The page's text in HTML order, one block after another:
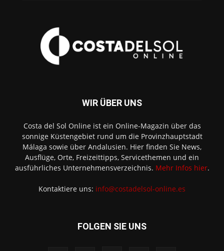
WIR ÜBER UNS
Costa del Sol Online ist ein Online-Magazin über das
sonnige Küstengebiet rund um die Provinzhauptstadt
Málaga sowie über Andalusien. Hier finden Sie News,
Ausflüge, Orte, Freizeittipps, Servicethemen und ein
ausführliches Unternehmensverzeichnis. Mehr Infos hier.
Kontaktiere uns: info@costadelsol-online.es
FOLGEN SIE UNS